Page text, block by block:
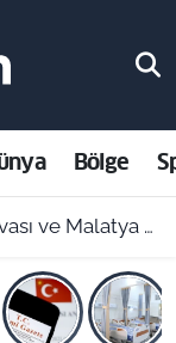
Bölge
namaz vakitleri